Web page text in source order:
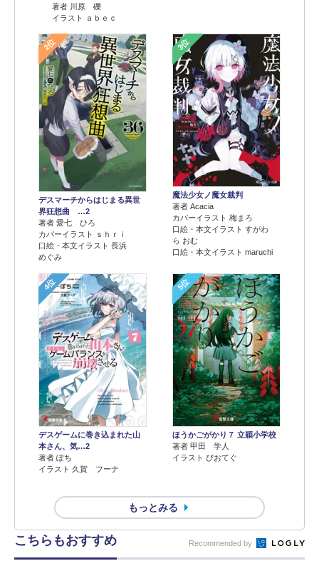
著者 川原 礫
イラスト ａｂｅｃ
2位
デスマーチからはじまる異世
界狂想曲 …2
著者 愛七 ひろ
カバーイラスト ｓｈｒｉ
口絵・本文イラスト 長浜
めぐみ
3位
魔法少女ノ魔女裁判
著者 Acacia
カバーイラスト 梅まろ
口絵・本文イラスト すがわ
ら おむ
口絵・本文イラスト maruchi
4位
デスゲームに巻き込まれた山
本さん、気…2
著者 ぽち
イラスト 久賀 フーナ
5位
ほうかごがかり７ 立穎小学校
著者 甲田 学人
イラスト ぴおてぐ
もっとみる
こちらもおすすめ Recommended by